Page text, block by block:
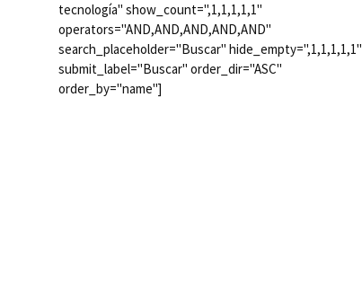
tecnología" show_count=",1,1,1,1,1"
operators="AND,AND,AND,AND,AND"
search_placeholder="Buscar" hide_empty=",1,1,1,1,1"
submit_label="Buscar" order_dir="ASC"
order_by="name"]